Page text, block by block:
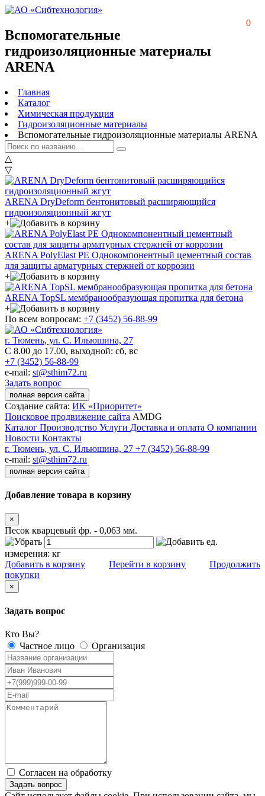
0
Вспомогательные
гидроизоляционные материалы
ARENA
Главная
Каталог
Химическая продукция
Гидроизоляционные материалы
Вспомогательные гидроизоляционные материалы ARENA
△
▽
ARENA DryDeform бентонитовый расширяющийся
гидроизоляционный жгут
+
ARENA PolyElast PE Однокомпонентный цементный состав
для защиты арматурных стержней от коррозии
+
ARENA TopSL мембранообразующая пропитка для бетона
+
По всем вопросам: +7 (3452) 56-88-99
г. Тюмень, ул. С. Ильюшина, 27
С 8.00 до 17.00, выходной: сб, вс
+7 (3452) 56-88-99
e-mail: st@sthim72.ru
Задать вопрос
полная версия сайта
Создание сайта: ИК «Приоритет»
Поисковое продвижение сайта AMDG
Каталог Производство Услуги Доставка и оплата О компании
Новости Контакты
г. Тюмень, ул. С. Ильюшина, 27 +7 (3452) 56-88-99
e-mail: st@sthim72.ru
полная версия сайта
Добавление товара в корзину
×
Песок кварцевый фр. - 0,063 мм.
ед.
измерения: кг
Добавить в корзину
Перейти в корзину
Продолжить
покупки
×
Задать вопрос
Кто Вы?
Частное лицо
Организация
Согласен на обработку